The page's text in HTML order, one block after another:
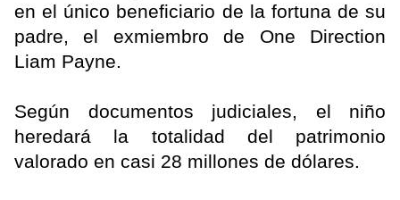
en el único beneficiario de la fortuna de su
padre, el exmiembro de One Direction
Liam Payne.
Según documentos judiciales, el niño
heredará la totalidad del patrimonio
valorado en casi 28 millones de dólares.